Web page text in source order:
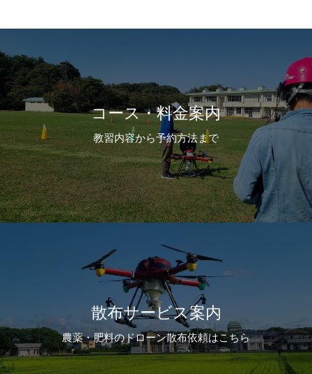
コース・料金案内
教習内容から予約方法まで
散布サービス案内
農薬・肥料のドローン散布依頼はこちら